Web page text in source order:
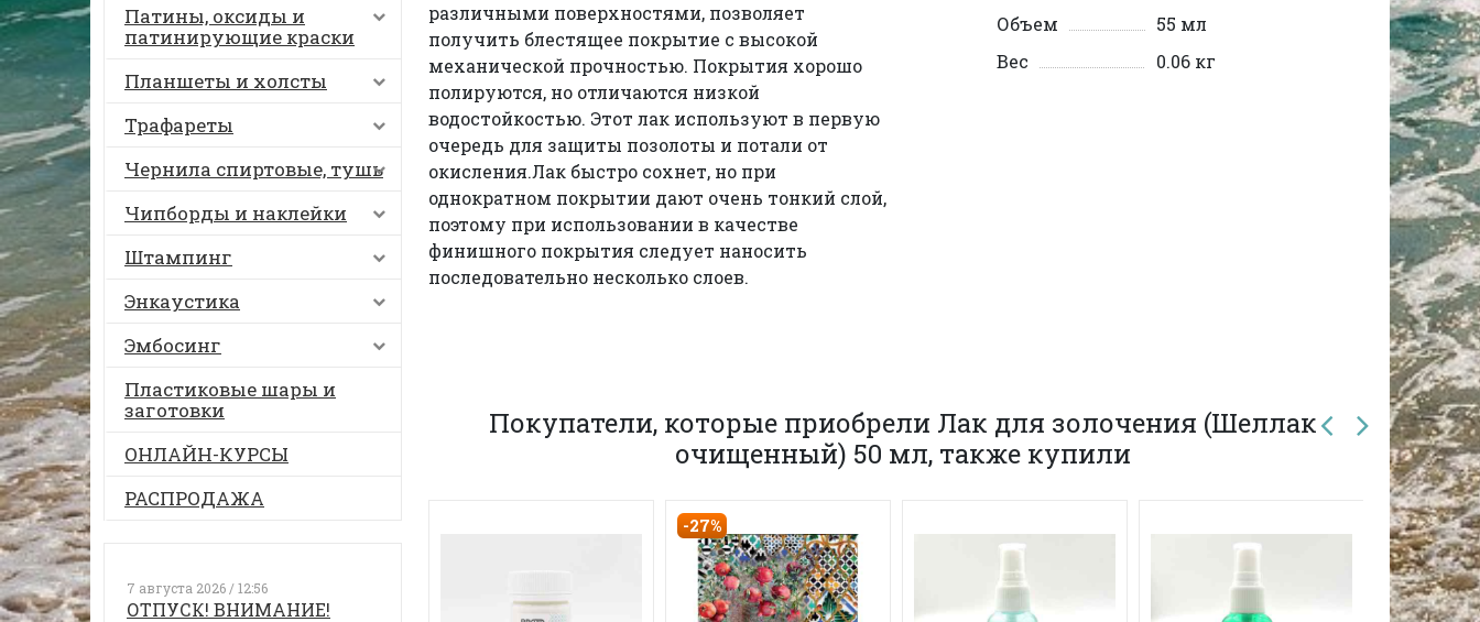
Патины, оксиды и
патинирующие краски
Планшеты и холсты
Трафареты
Чернила спиртовые, тушь
Чипборды и наклейки
Штампинг
Энкаустика
Эмбосинг
Пластиковые шары и
заготовки
ОНЛАЙН-КУРСЫ
РАСПРОДАЖА
7 августа 2026 / 12:56
ОТПУСК! ВНИМАНИЕ!
различными поверхностями, позволяет
получить блестящее покрытие с высокой
механической прочностью. Покрытия хорошо
полируются, но отличаются низкой
водостойкостью. Этот лак используют в первую
очередь для защиты позолоты и потали от
окисления.Лак быстро сохнет, но при
однократном покрытии дают очень тонкий слой,
поэтому при использовании в качестве
финишного покрытия следует наносить
последовательно несколько слоев.
Объем
55 мл
Вес
0.06 кг
Покупатели, которые приобрели Лак для золочения (Шеллак
очищенный) 50 мл, также купили
-27%